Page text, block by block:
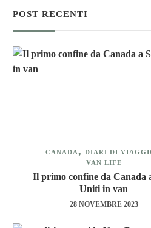
POST RECENTI
CANADA
DIARI DI
VAN LIFE
Il primo confine da Canada
Uniti in van
28 NOVEMBRE 2023